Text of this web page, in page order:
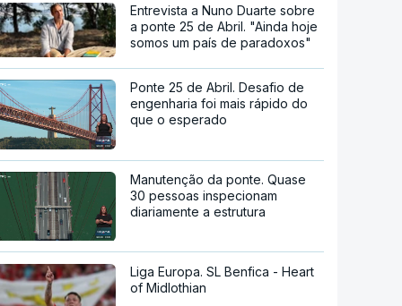
Entrevista a Nuno Duarte sobre
a ponte 25 de Abril. "Ainda hoje
somos um país de paradoxos"
Ponte 25 de Abril. Desafio de
engenharia foi mais rápido do
que o esperado
Manutenção da ponte. Quase
30 pessoas inspecionam
diariamente a estrutura
Liga Europa. SL Benfica - Heart
of Midlothian